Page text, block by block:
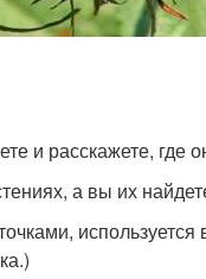
и расскажете, где
а вы их